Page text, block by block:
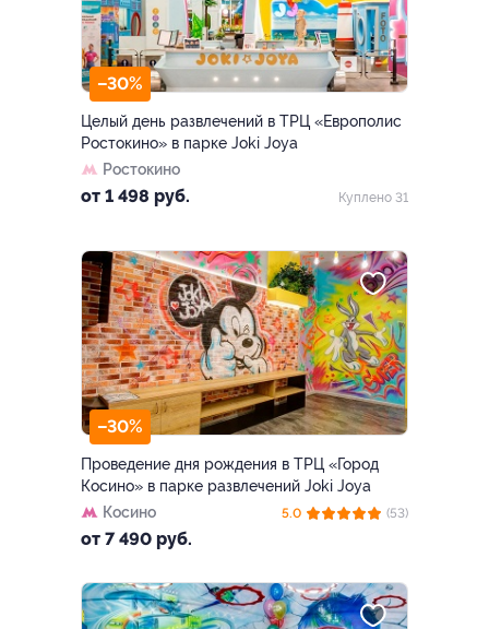
–30%
Целый день развлечений в ТРЦ «Европолис
Ростокино» в парке Joki Joya
Ростокино
от 1 498 руб. Куплено 31
–30%
Проведение дня рождения в ТРЦ «Город
Косино» в парке развлечений Joki Joya
Косино
от 7 490 руб.
5.0 (53)